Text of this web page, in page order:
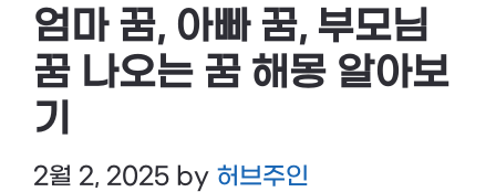
엄마 꿈, 아빠 꿈, 부모님
꿈 나오는 꿈 해몽 알아보
기
2월 2, 2025 by 허브주인